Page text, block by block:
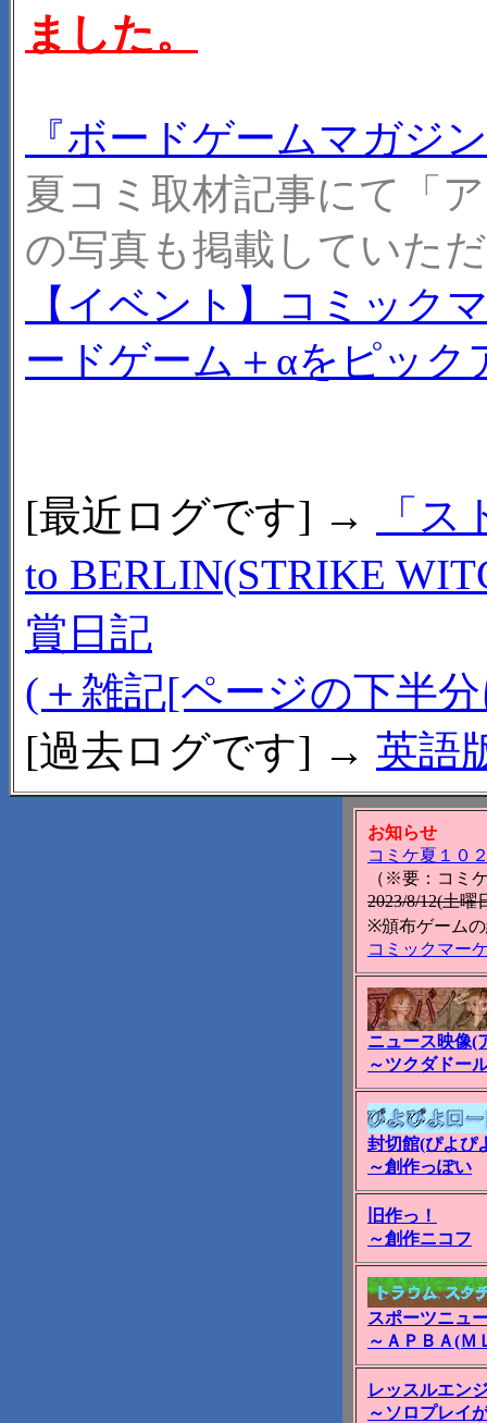
ました。
『ボードゲームマガジ
夏コミ取材記事にて「
の写真も掲載していた
【イベント】コミック
ードゲーム＋αをピック
[最近ログです] →
「
to BERLIN(STRIKE
賞日記
(＋雑記[ページの下半
[過去ログです] → 英語
お知らせ
コミケ夏１０
（※要：コミ
2023/8/12(土曜
※頒布ゲーム
コミックマー
ニュース映像(
～ツクダドー
封切館(ぴよぴ
～創作っぽい
旧作っ！
～創作ニコフ
スポーツニュ
～ＡＰＢＡ(Ｍ
レッスルエン
～ソロプレイ